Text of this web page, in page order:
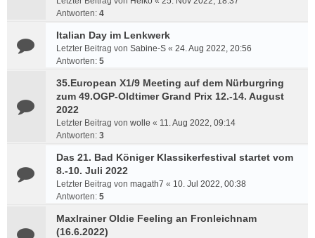
Antworten: 4
Italian Day im Lenkwerk
Letzter Beitrag von Sabine-S « 24. Aug 2022, 20:56
Antworten: 5
35.European X1/9 Meeting auf dem Nürburgring
zum 49.OGP-Oldtimer Grand Prix 12.-14. August
2022
Letzter Beitrag von wolle « 11. Aug 2022, 09:14
Antworten: 3
Das 21. Bad Königer Klassikerfestival startet vom
8.-10. Juli 2022
Letzter Beitrag von magath7 « 10. Jul 2022, 00:38
Antworten: 5
Maxlrainer Oldie Feeling an Fronleichnam
(16.6.2022)